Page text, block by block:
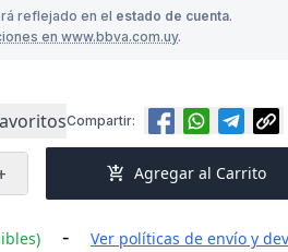
reflejado en el estado de cuenta.
en www.bbva.com.uy.
Compartir:
add_shopping_cart Agregar al Carrito
- Ver políticas de envío y